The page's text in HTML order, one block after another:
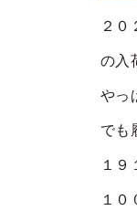
２
の入
やっ
でも
１
１